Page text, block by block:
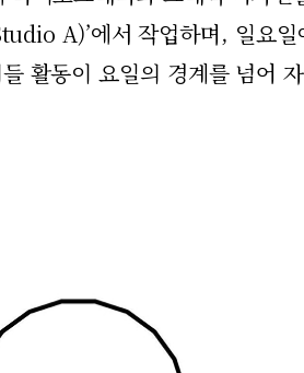
이포그래피와 그래픽 디자인
A)’에서 작업하며, 일요일
활동이 요일의 경계를 넘어